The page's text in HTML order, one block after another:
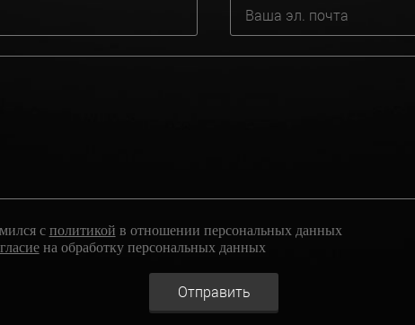
с политикой в отношении персональных данных
на обработку персональных данных
Отправить